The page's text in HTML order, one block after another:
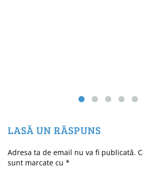
LASĂ UN RĂSPUNS
Adresa ta de email nu va fi publicată.
sunt marcate cu *